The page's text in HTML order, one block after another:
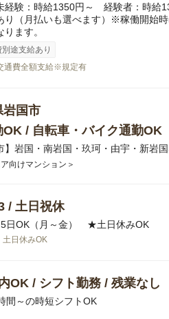
経験：時給1350円～ 経験者：時
り（月払いも選べます）※稼働開始
ます。
途支給あり
通費全額支給※規定有
岩国市
OK / 自転車・バイク通勤OK
】岩国・南岩国・玖珂・由宇・新岩
向けマンション＞
/ 土日祝休
5日OK（月～金） ★土日休みOK
土日休みOK
OK / シフト勤務 / 残業なし
間～の時短シフトOK